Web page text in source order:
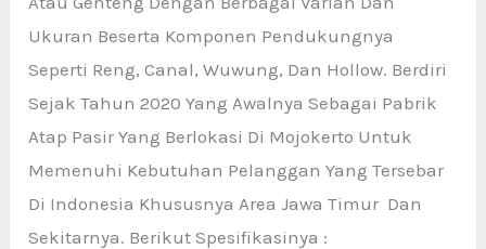
Ukuran Beserta Komponen Pendukungnya
Seperti Reng, Canal, Wuwung, Dan Hollow. Berdiri
Sejak Tahun 2020 Yang Awalnya Sebagai Pabrik
Atap Pasir Yang Berlokasi Di Mojokerto Untuk
Memenuhi Kebutuhan Pelanggan Yang Tersebar
Di Indonesia Khususnya Area Jawa Timur Dan
Sekitarnya. Berikut Spesifikasinya :